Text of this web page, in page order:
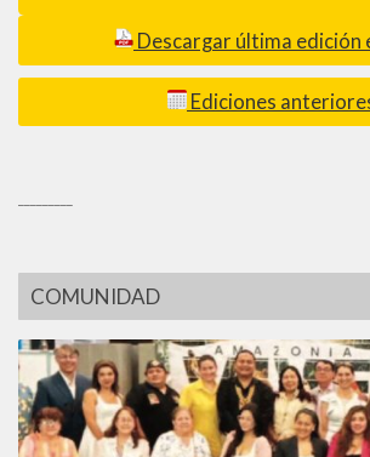
Descargar última edición
Ediciones
COMUNIDAD